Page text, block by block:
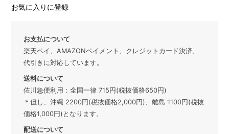
お気に入りに登録
お支払について
楽天ペイ、AMAZONペイメント、クレジットカード決済、
代引きに対応しています。
送料について
佐川急便利用：全国一律 715円(税抜価格650円)
＊但し、沖縄 2200円(税抜価格2,000円)、離島 1100円(税抜
価格1,000円)となります。
配送について